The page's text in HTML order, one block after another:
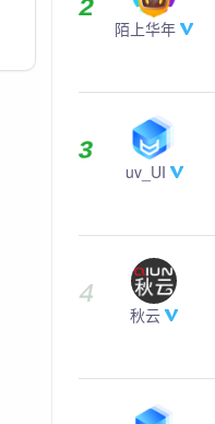
陌上华年
uv_UI
秋云